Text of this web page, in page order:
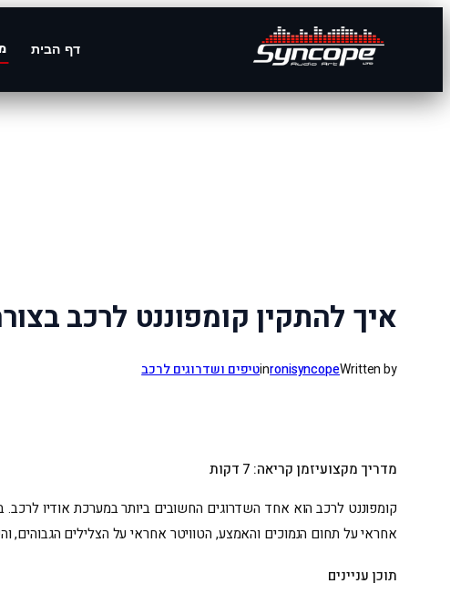
דף הבית
לדלג
איך להתקין קומפוננט לרכב
Written by
ronisyncope
inטיפים ושדרוגים לרכב
מדריך מקצועיזמן קריאה: 7 דקות
קומפוננט לרכב הוא אחד השדרוגים החשובים ביותר במערכת אודיו
אחראי על תחום הנמוכים והאמצע, הטוויטר אחראי על הצלילים הגבוהים,
תוכן עניינים